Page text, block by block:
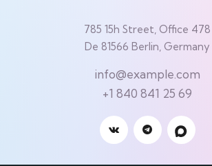
785 15h Street, Office 478
De 81566 Berlin, Germany
info@example.com
+1 840 841 25 69